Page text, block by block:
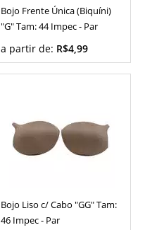
Bojo Frente Única (Biquíni)
"G" Tam: 44 Impec - Par
a partir de: R$4,99
Bojo Liso c/ Cabo "GG" Tam:
46 Impec - Par